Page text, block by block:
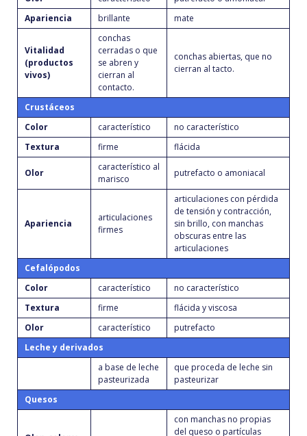
Apariencia
brillante mate
Vitalidad
(productos
vivos)
conchas
cerradas o que
se abren y
cierran al
contacto.
conchas abiertas, que no
cierran al tacto.
Crustáceos
Color
característico
no característico
Textura
firme flácida
Olor
característico al
marisco
putrefacto o amoniacal
Apariencia
articulaciones
firmes
articulaciones con pérdida
de tensión y contracción,
sin brillo, con manchas
obscuras entre las
articulaciones
Cefalópodos
Color
característico
no característico
Textura
firme
flácida y viscosa
Olor
característico
putrefacto
Leche y derivados
a base de leche
pasteurizada
que proceda de leche sin
pasteurizar
Quesos
con manchas no propias
del queso o partículas